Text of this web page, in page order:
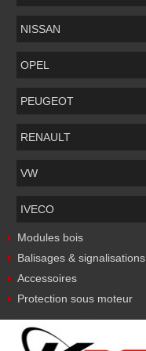
NISSAN
OPEL
PEUGEOT
RENAULT
VW
IVECO
Modules bois
Balisages & signalisations
Accessoires
Protection sous moteur